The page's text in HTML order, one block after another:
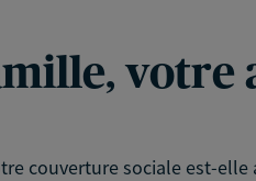
couverture sociale est-